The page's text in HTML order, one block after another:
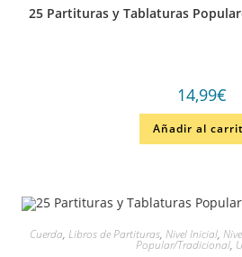
25 Partituras y Tablaturas
14,99€
Añadir al
Cuerda, Libros de Partituras, Nivel Inicial,
Popular/Tradicional,